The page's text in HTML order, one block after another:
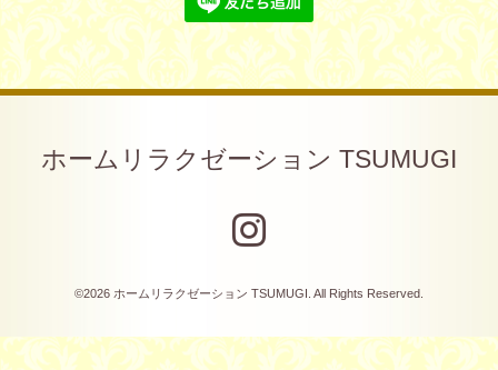
ホームリラクゼーション TSUMUGI
©2026 ホームリラクゼーション TSUMUGI . All Rights Reserved.